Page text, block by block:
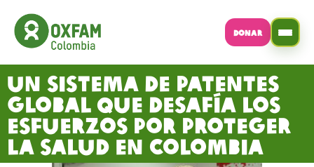
DONAR
Un sistema de patentes
global que desafía los
esfuerzos por proteger
la salud en Colombia